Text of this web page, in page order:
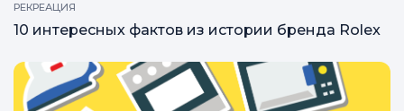
РЕКРЕАЦИЯ
10 интересных фактов из истории бренда Rolex